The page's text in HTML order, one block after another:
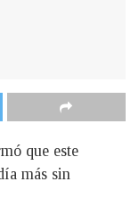
que este
más sin